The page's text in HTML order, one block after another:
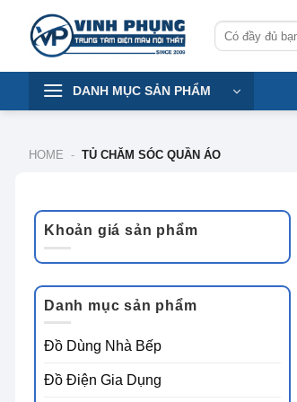
content
Tìm
kiếm:
DANH MỤC SẢN PHẨM
HOME - TỦ CHĂM SÓC QUẦN ÁO
Khoản giá sản phẩm
Danh mục sản phẩm
Đồ Dùng Nhà Bếp
Đồ Điện Gia Dụng